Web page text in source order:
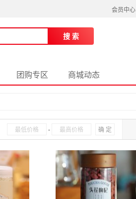
会员中心
搜 索
团购专区 商城动态
- 确 定